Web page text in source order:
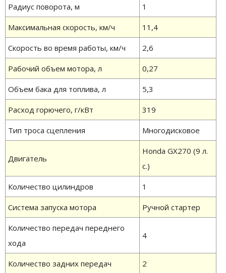
Радиус поворота, м 1
Максимальная скорость, км/ч 11,4
Скорость во время работы, км/ч 2,6
Рабочий объем мотора, л 0,27
Объем бака для топлива, л 5,3
Расход горючего, г/кВт 319
Тип троса сцепления Многодисковое
Двигатель
Honda GX270 (9 л.
с.)
Количество цилиндров 1
Система запуска мотора Ручной стартер
Количество передач переднего
хода
4
Количество задних передач 2